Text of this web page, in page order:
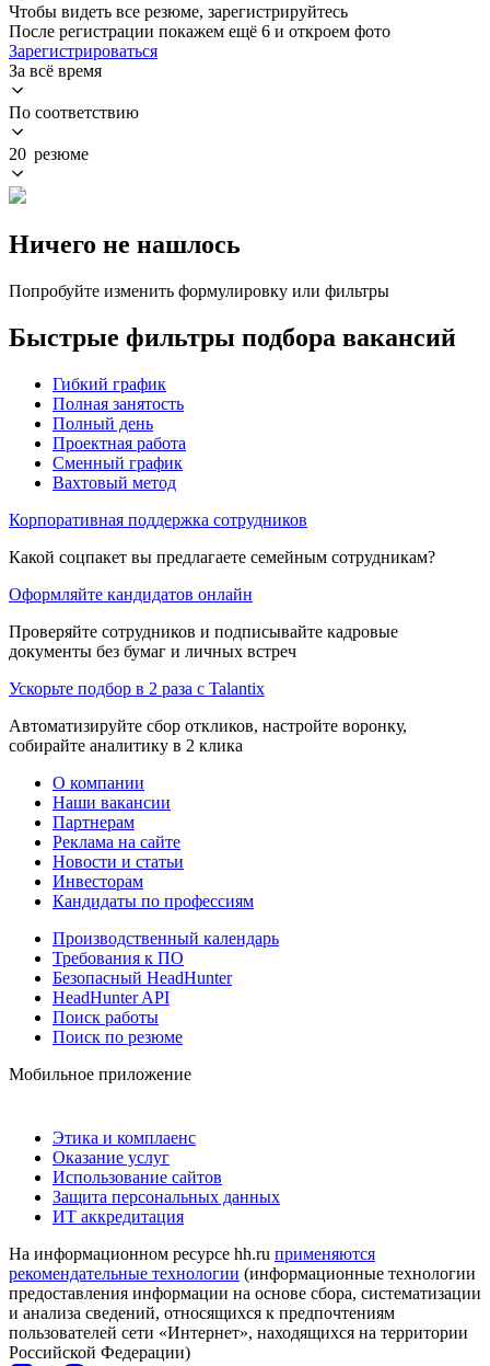
Чтобы видеть все резюме, зарегистрируйтесь
После регистрации покажем ещё 6 и откроем фото
Зарегистрироваться
За всё время
По соответствию
20 резюме
Ничего не нашлось
Попробуйте изменить формулировку или фильтры
Быстрые фильтры подбора вакансий
Гибкий график
Полная занятость
Полный день
Проектная работа
Сменный график
Вахтовый метод
Корпоративная поддержка сотрудников
Какой соцпакет вы предлагаете семейным сотрудникам?
Оформляйте кандидатов онлайн
Проверяйте сотрудников и подписывайте кадровые
документы без бумаг и личных встреч
Ускорьте подбор в 2 раза с Talantix
Автоматизируйте сбор откликов, настройте воронку,
собирайте аналитику в 2 клика
О компании
Наши вакансии
Партнерам
Реклама на сайте
Новости и статьи
Инвесторам
Кандидаты по профессиям
Производственный календарь
Требования к ПО
Безопасный HeadHunter
HeadHunter API
Поиск работы
Поиск по резюме
Мобильное приложение
Этика и комплаенс
Оказание услуг
Использование сайтов
Защита персональных данных
ИТ аккредитация
На информационном ресурсе hh.ru применяются
рекомендательные технологии (информационные технологии
предоставления информации на основе сбора, систематизации
и анализа сведений, относящихся к предпочтениям
пользователей сети «Интернет», находящихся на территории
Российской Федерации)